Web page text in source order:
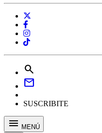
search
mail
SUSCRIBITE
menu MENÚ